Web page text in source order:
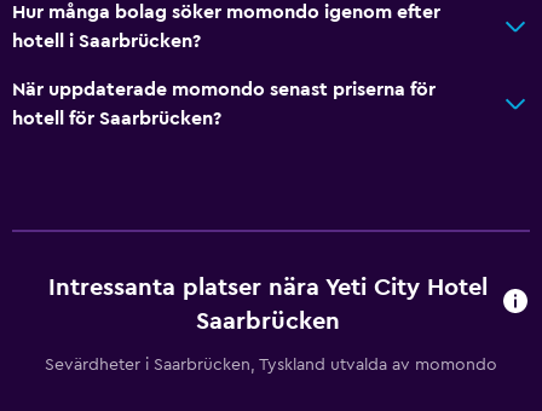
Hur många bolag söker momondo igenom efter
hotell i Saarbrücken?
När uppdaterade momondo senast priserna för
hotell för Saarbrücken?
Intressanta platser nära Yeti City Hotel
Saarbrücken
Sevärdheter i Saarbrücken, Tyskland utvalda av momondo